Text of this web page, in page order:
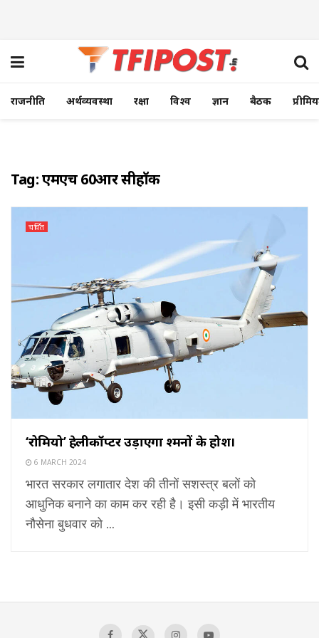
राजनीति अर्थव्यवस्था रक्षा विश्व ज्ञान बैठक
Tag:एमएच 60आर सीहॉक
चर्चित
‘रोमियो’ हेलीकॉप्टर उड़ाएगा दुश्मनों के होश।
6 MARCH 2024
भारत सरकार लगातार देश की तीनों सशस्त्र बलों को
आधुनिक बनाने का काम कर रही है। इसी कड़ी में भारतीय
नौसेना बुधवार को ...